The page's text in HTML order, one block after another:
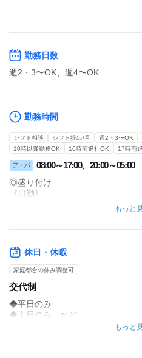
勤務日数
週2・3〜OK、週4〜OK
勤務時間
シフト相談 シフト提出/月 週2・3〜OK
10時以降勤務OK
16時前退社OK 17時前
ア・パ 08:00～17:00、20:00～05:00
◎盛り付け
《日勤》
8:00～17:00(残業なしも対応OK)
《夜勤》
20:00～翌5:00
21:00～翌6:00
.
◎調理補助
《日勤》
もっと
休日・休暇
家庭都合の休み調整可
交代制
◆平日のみ
◆土日のみ など
その他にもいろいろな勤務スタイ
もっと